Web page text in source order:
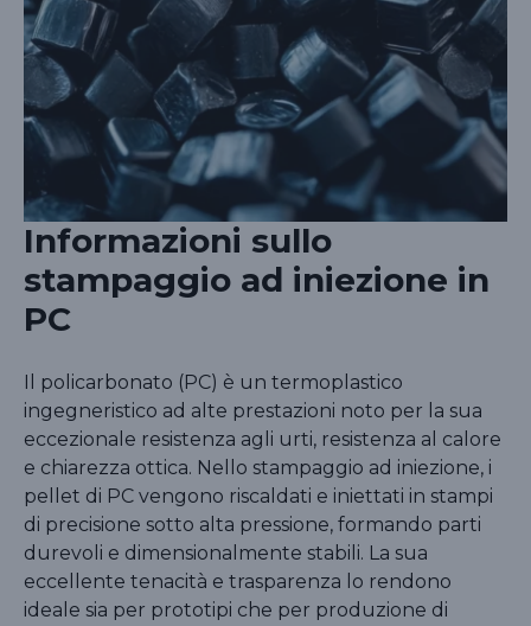
Informazioni sullo
stampaggio ad iniezione in
PC
Il policarbonato (PC) è un termoplastico
ingegneristico ad alte prestazioni noto per la sua
eccezionale resistenza agli urti, resistenza al calore
e chiarezza ottica. Nello stampaggio ad iniezione, i
pellet di PC vengono riscaldati e iniettati in stampi
di precisione sotto alta pressione, formando parti
durevoli e dimensionalmente stabili. La sua
eccellente tenacità e trasparenza lo rendono
ideale sia per prototipi che per produzione di